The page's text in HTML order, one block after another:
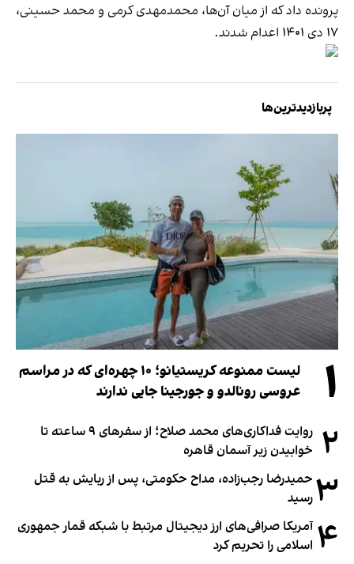
پرونده داد که از میان آن‌ها، محمدمهدی کرمی و محمد حسینی،
۱۷ دی ۱۴۰۱ اعدام شدند.
پربازدیدترین‌ها
۱
لیست ممنوعه کریستیانو؛ ۱۰ چهره‌ای که در مراسم
عروسی رونالدو و جورجینا جایی ندارند
۲
روایت فداکاری‌های محمد صلاح؛ از سفرهای ۹ ساعته تا
خوابیدن زیر آسمان قاهره
۳ حمیدرضا رجب‌زاده، مداح حکومتی، پس از ربایش به قتل
رسید
۴ آمریکا صرافی‌های ارز دیجیتال مرتبط با شبکه قمار جمهوری
اسلامی را تحریم کرد